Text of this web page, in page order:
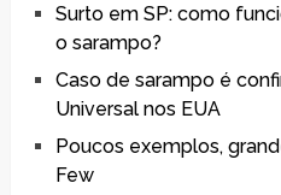
Surto em SP: como
o sarampo?
Caso de sarampo é
Universal nos EUA
Poucos exemplos,
Few